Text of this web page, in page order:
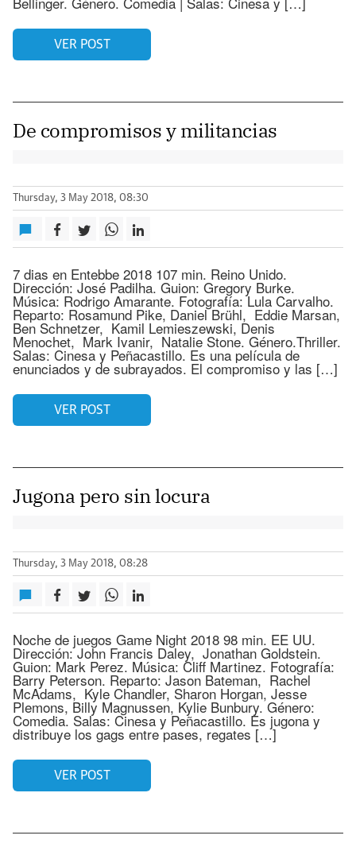
VER POST
De compromisos y militancias
Thursday, 3 May 2018, 08:30
7 dias en Entebbe 2018 107 min. Reino Unido.
Dirección: José Padilha. Guion: Gregory Burke.
Música: Rodrigo Amarante. Fotografía: Lula Carvalho.
Reparto: Rosamund Pike, Daniel Brühl, Eddie Marsan,
Ben Schnetzer, Kamil Lemieszewski, Denis
Menochet, Mark Ivanir, Natalie Stone. Género.Thriller.
Salas: Cinesa y Peñacastillo. Es una película de
enunciados y de subrayados. El compromiso y las […]
VER POST
Jugona pero sin locura
Thursday, 3 May 2018, 08:28
Noche de juegos Game Night 2018 98 min. EE UU.
Dirección: John Francis Daley, Jonathan Goldstein.
Guion: Mark Perez. Música: Cliff Martinez. Fotografía:
Barry Peterson. Reparto: Jason Bateman, Rachel
McAdams, Kyle Chandler, Sharon Horgan, Jesse
Plemons, Billy Magnussen, Kylie Bunbury. Género:
Comedia. Salas: Cinesa y Peñacastillo. Es jugona y
distribuye los gags entre pases, regates […]
VER POST